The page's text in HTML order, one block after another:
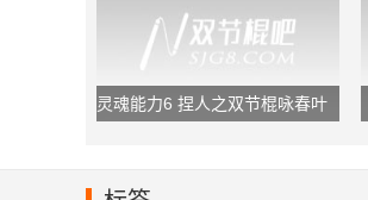
灵魂能力6 捏人之双节棍咏春叶